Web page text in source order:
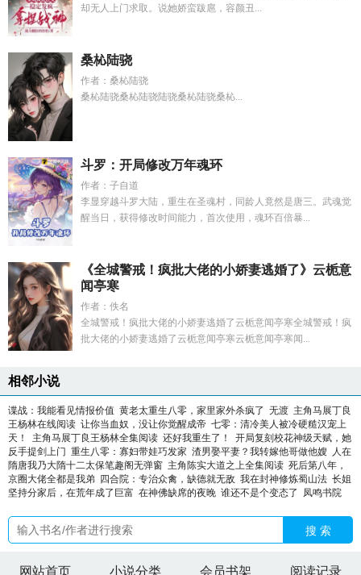
却无人上门求取。说她娇蛮跋扈，容颜丑...
桑杺陆骁
作者：桑杺陆骁
桑杺陆骁桑杺陆骁陆骁桑杺陆骁桑杺...
斗罗：开局修改万年魂环
作者：子自道
李显穿越斗罗大陆，重生在圣魂村，同龄人竟然是唐三。武魂觉
醒当日，获得修改时间能力，首次使用，魂环百倍暴...
《全城警戒！疯批大佬的小娇妻逃婚了》云栀意
闻亭寒
作者：佚名
全城警戒！疯批大佬的小娇妻逃婚了云栀意闻亭寒全城警戒！疯
批大佬的小娇妻逃婚了云栀意闻亭寒云栀意闻亭寒闻...
相邻小说
谍战：我能看见情报价值 黄老太重生八零，家里家外杀疯了 无渡 主角马展丁良
王杨林在线阅读 让你当血奴，没让你觉醒成帝 七零：清冷美人被冷硬糙汉宠上
天！
主角马展丁良王杨林全集阅读 还好我重生了！
开局复刻校花神级天赋，她
反手提剑上门 重生八零：寡妇带娃巧发家 渣男娶平妻？我转嫁他哥做他嫂
人在
隋唐我乃大隋十二太保笔趣阁无弹窗 主角陈实大道之上全集阅读 死后第八年，
京圈大佬全都是我弟 四合院：专治众禽，缺德就无敌 我在封神修炼蜀山法 长姐
坚持分家后，在荒年成了巨富 在神佛缺席的夜晚 谁还不是个变态了 凤鸣书院
搜 索
网站首页 小说分类 会员书架 阅读记录